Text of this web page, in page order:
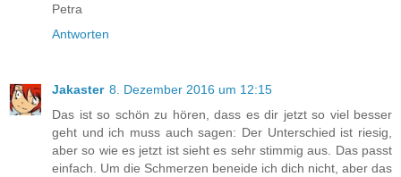
Petra
Antworten
Jakaster 8. Dezember 2016 um 12:15
Das ist so schön zu hören, dass es dir jetzt so viel besser
geht und ich muss auch sagen: Der Unterschied ist riesig,
aber so wie es jetzt ist sieht es sehr stimmig aus. Das passt
einfach. Um die Schmerzen beneide ich dich nicht, aber das